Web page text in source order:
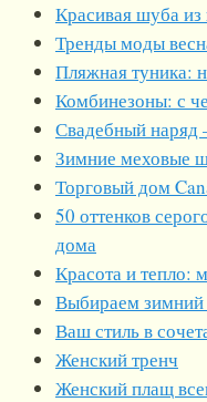
Красивая шуба из
Тренды моды
Пляжная туника:
Комбинезоны: с
Свадебный наряд
Зимние меховые
Торговый дом
50 оттенков
дома
Красота и тепло:
Выбираем зимний
Ваш стиль в
Женский тренч
Женский плащ